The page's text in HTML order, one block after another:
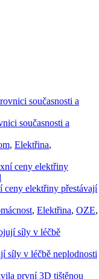
současnosti a
, Elektřina,
ceny elektřiny přestávají
, Elektřina, OZE,
síly v léčbě neplodnosti